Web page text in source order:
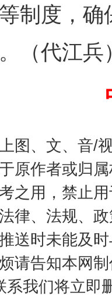
制度，
（代江兵
图、文、音/
原作者或归
之用，禁止
律、法规、
送时未能及
请告知本网
系我们将立即
从幼